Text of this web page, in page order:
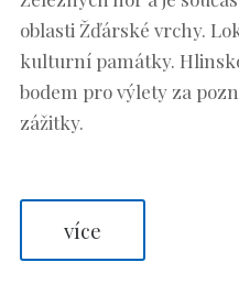
oblasti Žďárské vrchy.
kulturní památky.
bodem pro výlety za
zážitky.
více